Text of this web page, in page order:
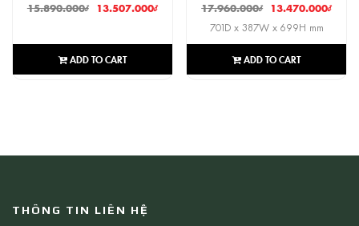
15.890.000₫ 13.507.000₫
ADD TO CART
17.960.000₫ 13.470.000₫
701D x 387W x 699H mm
ADD TO CART
THÔNG TIN LIÊN HỆ